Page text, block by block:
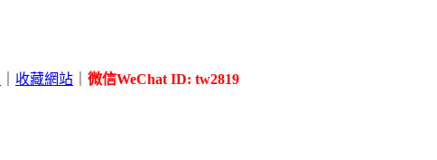
收藏網站 微信WeChat ID: tw2819